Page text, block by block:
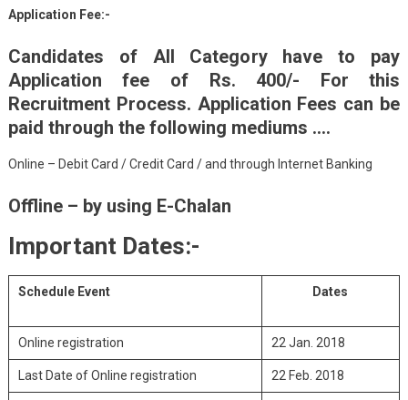
Application Fee:-
Candidates of All Category have to pay
Application fee of Rs. 400/- For this
Recruitment Process. Application Fees can be
paid through the following mediums ….
Online – Debit Card / Credit Card / and through Internet Banking
Offline – by using E-Chalan
Important Dates:-
Schedule Event Dates
Online registration 22 Jan. 2018
Last Date of Online registration 22 Feb. 2018